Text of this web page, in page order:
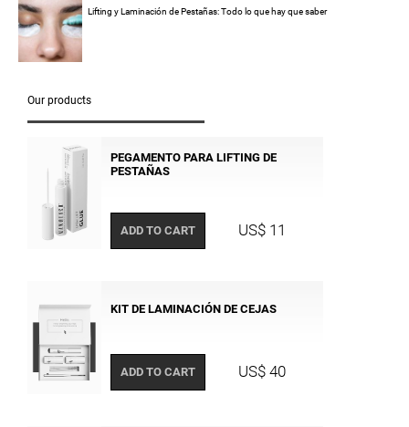
Lifting y Laminación de Pestañas: Todo lo que hay que saber
Our products
PEGAMENTO PARA LIFTING DE
PESTAÑAS
ADD TO CART US$ 11
KIT DE LAMINACIÓN DE CEJAS
ADD TO CART US$ 40